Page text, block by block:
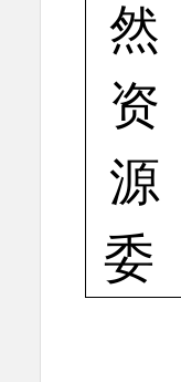
然
资
源
委